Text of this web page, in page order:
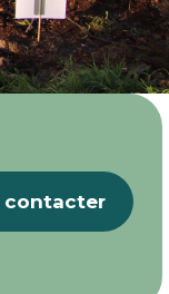
contacter